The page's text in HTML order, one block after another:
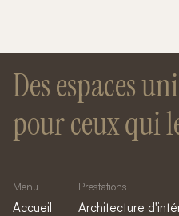
Des espaces
pour ceux qui
Menu
Accueil
Prestations
Architecture